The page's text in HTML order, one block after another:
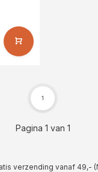
Pagina 1 van 1
1
verzending vanaf 49,-